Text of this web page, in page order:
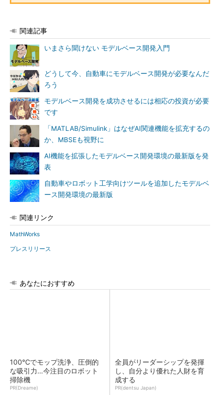
関連記事
いまさら聞けない モデルベース開発入門
どうして今、自動車にモデルベース開発が必要なんだ
ろう
モデルベース開発を成功させるには相応の投資が必要
です
「MATLAB/Simulink」はなぜAI関連機能を拡充するの
か、MBSEも視野に
AI機能を拡張したモデルベース開発環境の最新版を発
表
自動車やロボット工学向けツールを追加したモデルベ
ース開発環境の最新版
関連リンク
MathWorks
プレスリリース
あなたにおすすめ
100℃でモップ洗浄、圧倒的
な吸引力…今注目のロボット
掃除機
PR(Dreame)
全員がリーダーシップを発揮
し、自分より優れた人財を育
成する
PR(dentsu Japan)